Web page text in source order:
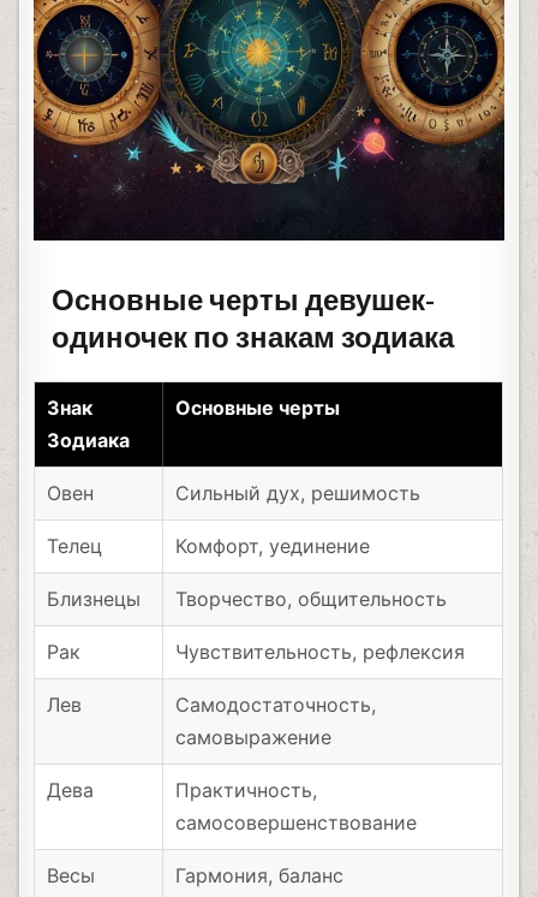
Основные черты девушек-
одиночек по знакам зодиака
Знак
Зодиака
Основные черты
Овен Сильный дух, решимость
Телец Комфорт, уединение
Близнецы Творчество, общительность
Рак Чувствительность, рефлексия
Лев
Самодостаточность,
самовыражение
Дева
Практичность,
самосовершенствование
Весы Гармония, баланс